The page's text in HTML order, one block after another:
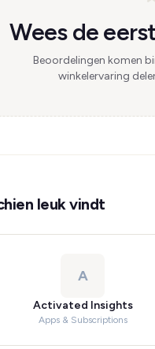
Wees de
Beoordelingen komen
winkelervaring
leuk vindt
A
Activated Insights
Apps & Subscriptions